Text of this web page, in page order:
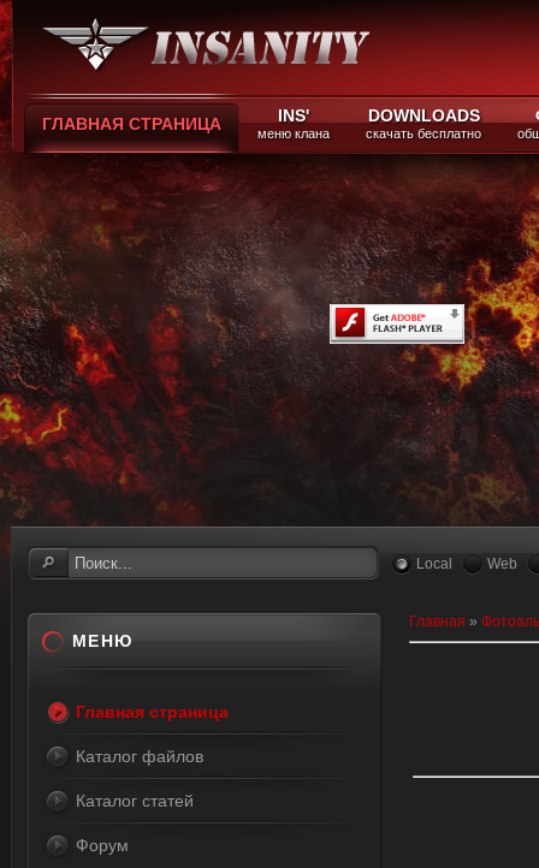
ГЛАВНАЯ СТРАНИЦА INS'
меню клана
DOWNLOADS
скачать бесплатно
Local Web
Главная »
МЕНЮ
Главная страница
Каталог файлов
Каталог статей
Форум